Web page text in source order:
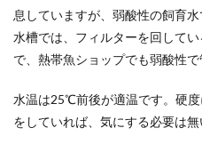
息していますが、弱酸性の飼育
水槽では、フィルターを回して
で、熱帯魚ショップでも弱酸性で
水温は25℃前後が適温です。硬
をしていれば、気にする必要は無